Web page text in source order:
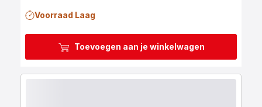
Toevoegen aan je winkelwagen
Voorraad Laag